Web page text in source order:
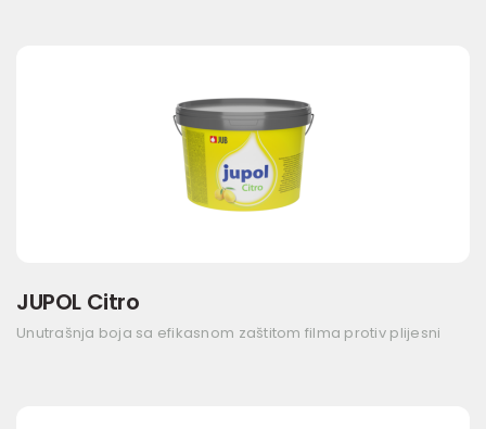
JUPOL Citro
Unutrašnja boja sa efikasnom zaštitom filma protiv plijesni